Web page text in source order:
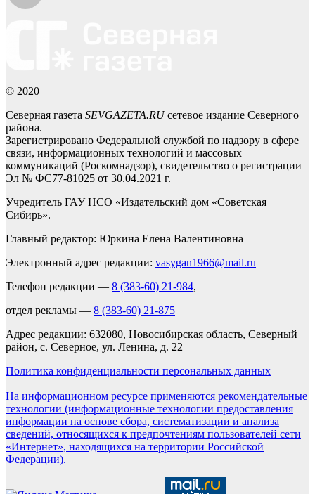
© 2020
Северная газета SEVGAZETA.RUсетевое издание Северного
района.
Зарегистрировано Федеральной службой по надзору в сфере
связи, информационных технологий и массовых
коммуникаций (Роскомнадзор), свидетельство о регистрации
Эл № ФС77-81025 от 30.04.2021 г.
Учредитель ГАУ НСО «Издательский дом «Советская
Сибирь».
Главный редактор: Юркина Елена Валентиновна
Электронный адрес редакции: vasygan1966@mail.ru
Телефон редакции — 8 (383-60) 21-984,
отдел рекламы — 8 (383-60) 21-875
Адрес редакции: 632080, Новосибирская область, Северный
район, с. Северное, ул. Ленина, д. 22
Политика конфиденциальности персональных данных
На информационном ресурсе применяются рекомендательные
технологии (информационные технологии предоставления
информации на основе сбора, систематизации и анализа
сведений, относящихся к предпочтениям пользователей сети
«Интернет», находящихся на территории Российской
Федерации).